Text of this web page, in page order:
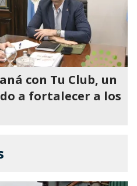
con Tu Club, un
a fortalecer a los